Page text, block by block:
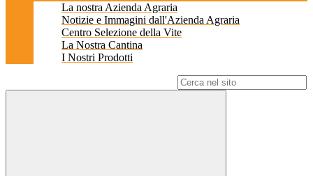
La nostra Azienda Agraria
Notizie e Immagini dall'Azienda Agraria
Centro Selezione della Vite
La Nostra Cantina
I Nostri Prodotti